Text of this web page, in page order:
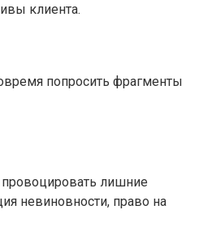
клиента.
попросить фрагменты
лишние
невиновности, право на